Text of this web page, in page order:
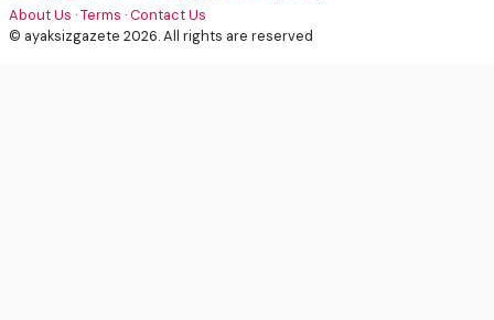
About Us ·Terms ·Contact Us
© ayaksizgazete 2026. All rights are reserved